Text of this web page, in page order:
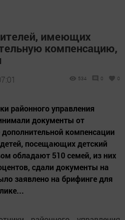
имеющих
компенсацию,
534 0 0
районного управления
документы от
компенсации
посещающих детский
обладают 510 семей, из них
сдали документы на
заявлено на брифинге для